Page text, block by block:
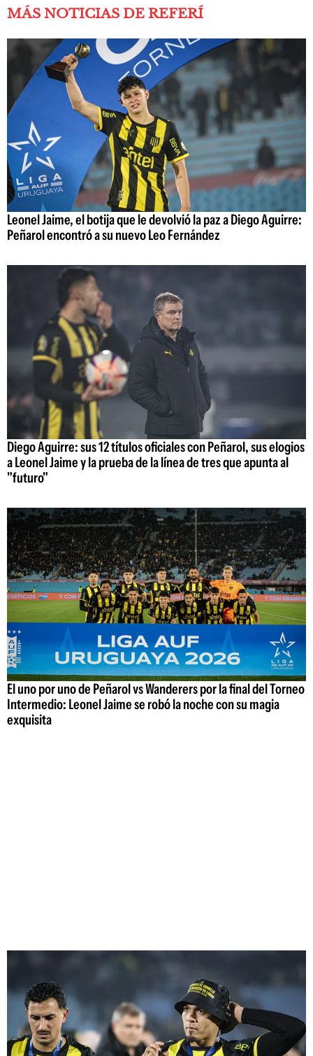
MÁS NOTICIAS DE REFERÍ
Leonel Jaime, el botija que le devolvió la paz a Diego Aguirre:
Peñarol encontró a su nuevo Leo Fernández
Diego Aguirre: sus 12 títulos oficiales con Peñarol, sus elogios
a Leonel Jaime y la prueba de la línea de tres que apunta al
"futuro"
El uno por uno de Peñarol vs Wanderers por la final del Torneo
Intermedio: Leonel Jaime se robó la noche con su magia
exquisita